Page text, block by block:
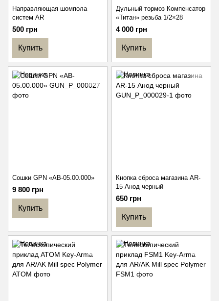
Направляющая шомпола
систем АR
500 грн
Купить
Дульный тормоз Компенсатор
«Титан» резьба 1/2×28
4 000 грн
Купить
Сошки GPN «AB-05.00.000»
9 800 грн
Купить
Кнопка сброса магазина AR-
15 Анод черный
650 грн
Купить